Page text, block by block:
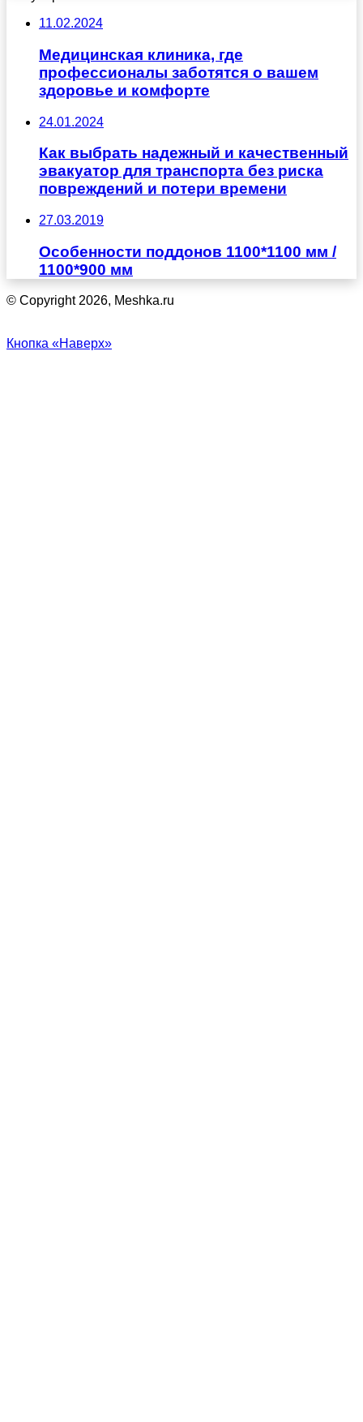
11.02.2024
Медицинская клиника, где
профессионалы заботятся о вашем
здоровье и комфорте
24.01.2024
Как выбрать надежный и качественный
эвакуатор для транспорта без риска
повреждений и потери времени
27.03.2019
Особенности поддонов 1100*1100 мм /
1100*900 мм
© Copyright 2026, Meshka.ru
Кнопка «Наверх»